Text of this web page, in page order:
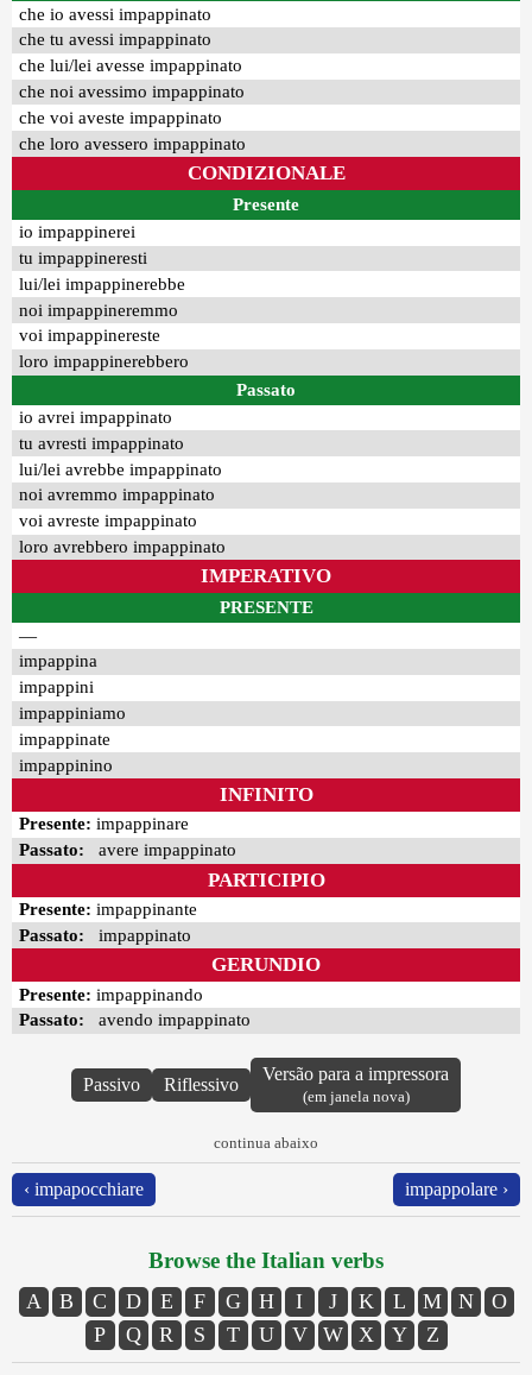
che io avessi impappinato
che tu avessi impappinato
che lui/lei avesse impappinato
che noi avessimo impappinato
che voi aveste impappinato
che loro avessero impappinato
CONDIZIONALE
Presente
io impappinerei
tu impappineresti
lui/lei impappinerebbe
noi impappineremmo
voi impappinereste
loro impappinerebbero
Passato
io avrei impappinato
tu avresti impappinato
lui/lei avrebbe impappinato
noi avremmo impappinato
voi avreste impappinato
loro avrebbero impappinato
IMPERATIVO
PRESENTE
—
impappina
impappini
impappiniamo
impappinate
impappinino
INFINITO
Presente: impappinare
Passato: avere impappinato
PARTICIPIO
Presente: impappinante
Passato: impappinato
GERUNDIO
Presente: impappinando
Passato: avendo impappinato
Passivo Riflessivo
Versão para a impressora
(em janela nova)
continua abaixo
‹ impapocchiare impappolare ›
Browse the Italian verbs
A B C D E F G H I J K L M N
O
P
Q R S T U V W X Y Z